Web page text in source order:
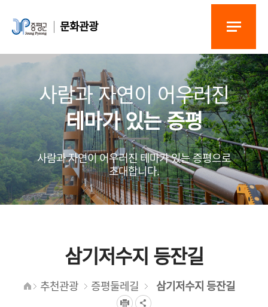
문화관광
사람과 자연이 어우러진
테마가 있는 증평
사람과 자연이 어우러진 테마가 있는 증평으로
초대합니다.
삼기저수지 등잔길
추천관광 증평둘레길 삼기저수지 등잔길